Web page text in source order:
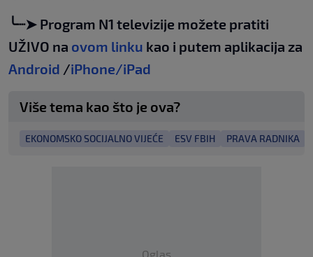
╰┈➤ Program N1 televizije možete pratiti
UŽIVO na ovom linku kao i putem aplikacija za
Android /iPhone/iPad
Više tema kao što je ova?
EKONOMSKO SOCIJALNO VIJEĆE ESV FBIH PRAVA RADNIKA
Oglas